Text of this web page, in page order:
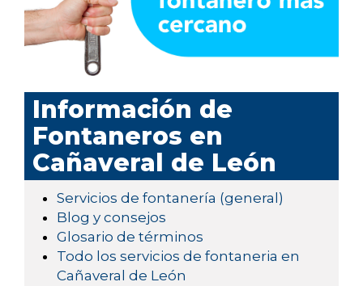
Información de
Fontaneros en
Cañaveral de León
Servicios de fontanería (general)
Blog y consejos
Glosario de términos
Todo los servicios de fontaneria en
Cañaveral de León